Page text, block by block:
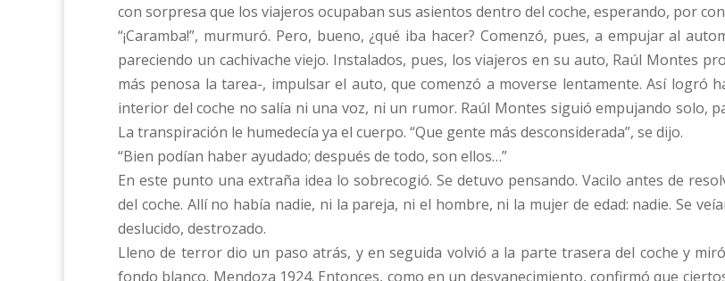
con sorpresa que los viajeros ocupaban sus asientos dentro del coche, esperando, por
“¡Caramba!”, murmuró. Pero, bueno, ¿qué iba hacer? Comenzó, pues, a empujar al
pareciendo un cachivache viejo. Instalados, pues, los viajeros en su auto, Raúl Montes
más penosa la tarea-, impulsar el auto, que comenzó a moverse lentamente. Así logró
interior del coche no salía ni una voz, ni un rumor. Raúl Montes siguió empujando solo,
La transpiración le humedecía ya el cuerpo. “Que gente más desconsiderada”, se dijo.
“Bien podían haber ayudado; después de todo, son ellos…”
En este punto una extraña idea lo sobrecogió. Se detuvo pensando. Vacilo antes de
del coche. Allí no había nadie, ni la pareja, ni el hombre, ni la mujer de edad: nadie. Se
deslucido, destrozado.
Lleno de terror dio un paso atrás, y en seguida volvió a la parte trasera del coche y
fondo blanco. Mendoza 1924. Entonces, como en un desvanecimiento, confirmó que